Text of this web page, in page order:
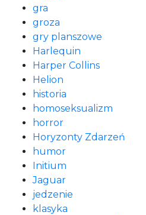
gra
groza
gry planszowe
Harlequin
Harper Collins
Helion
historia
homoseksualizm
horror
Horyzonty Zdarzeń
humor
Initium
Jaguar
jedzenie
klasyka